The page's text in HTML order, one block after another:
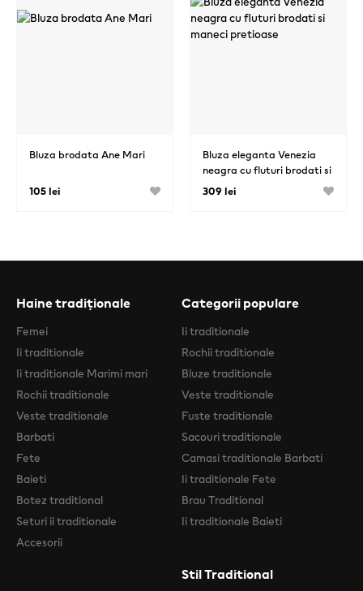
Bluza brodata Ane Mari
105 lei
Bluza eleganta Venezia
neagra cu fluturi brodati si
maneci pretioase
309 lei
Haine tradiționale
Femei
Ii traditionale
Ii traditionale Marimi mari
Rochii traditionale
Veste traditionale
Barbati
Fete
Baieti
Botez traditional
Seturi ii traditionale
Accesorii
Categorii populare
Ii traditionale
Rochii traditionale
Bluze traditionale
Veste traditionale
Fuste traditionale
Sacouri traditionale
Camasi traditionale Barbati
Ii traditionale Fete
Brau Traditional
Ii traditionale Baieti
Stil Traditional